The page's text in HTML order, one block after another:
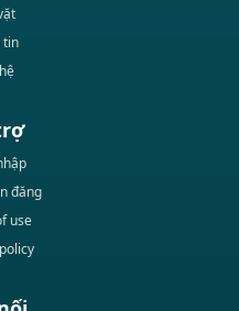
đăng
use